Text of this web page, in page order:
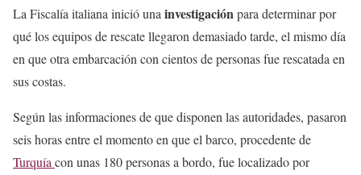
La Fiscalía italiana inició una investigaciónpara determinar por
qué los equipos de rescate llegaron demasiado tarde, el mismo día
en que otra embarcación con cientos de personas fue rescatada en
sus costas.
Según las informaciones de que disponen las autoridades, pasaron
seis horas entre el momento en que el barco, procedente de
Turquía con unas 180 personas a bordo, fue localizado por